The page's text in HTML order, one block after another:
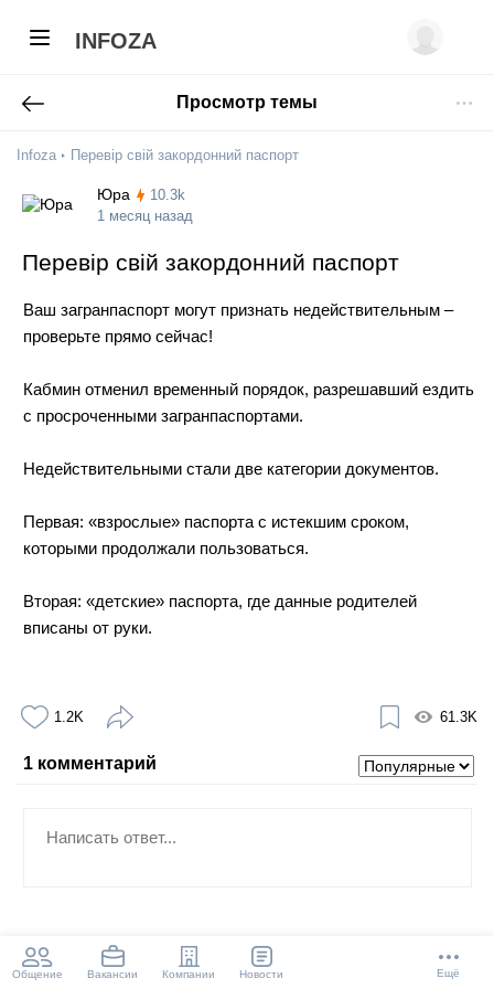
INFOZA
Просмотр темы
Infoza Перевір свій закордонний паспорт
Юра
10.3k
1 месяц назад
Перевір свій закордонний паспорт
Ваш загранпаспорт могут признать недействительным –
проверьте прямо сейчас!
Кабмин отменил временный порядок, разрешавший ездить
с просроченными загранпаспортами.
Недействительными стали две категории документов.
Первая: «взрослые» паспорта с истекшим сроком,
которыми продолжали пользоваться.
Вторая: «детские» паспорта, где данные родителей
вписаны от руки.
1.2K 61.3K
1 комментарий
Общение Вакансии Компании Новости Ещё